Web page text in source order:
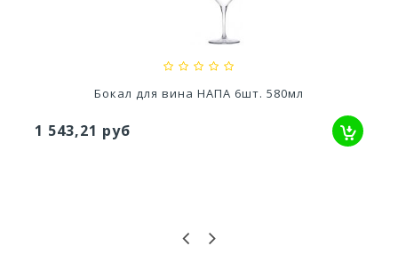
Бокал для вина НАПА 6шт. 580мл
1 543,21 руб